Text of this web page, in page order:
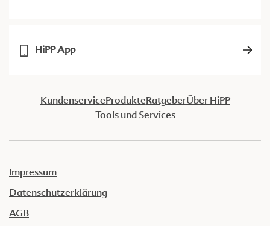
HiPP App
KundenserviceProdukteRatgeberÜber HiPP
Tools und Services
Impressum
Datenschutzerklärung
AGB